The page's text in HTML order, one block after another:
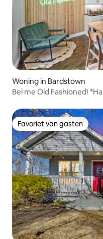
Woning in Bardstown
Bel me Old Fashioned!
Favoriet van gasten
Favoriet van gasten